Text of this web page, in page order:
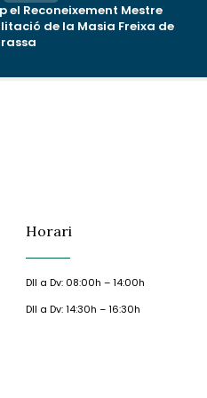
el Reconeixement Mestre
de la Masia Freixa de
Horari
Dll a Dv: 08:00h – 14:00h
Dll a Dv: 14:30h – 16:30h